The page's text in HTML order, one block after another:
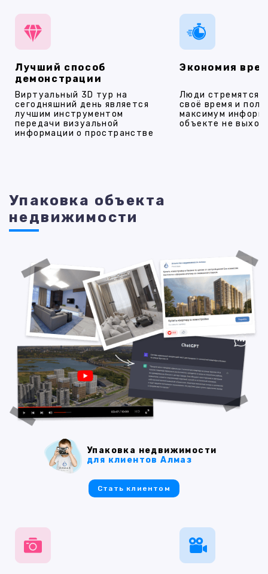
Лучший способ
демонстрации
Виртуальный 3D тур на
сегодняшний день является
лучшим инструментом
передачи визуальной
информации о пространстве
Экономия
Люди стремятся
своё время и
максимум
объекте не
Упаковка объекта
недвижимости
Упаковка недвижимости
для клиентов Алмаз
Стать клиентом